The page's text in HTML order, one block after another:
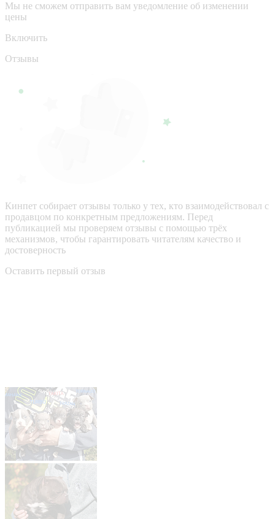
Мы не сможем отправить вам уведомление об изменении
цены
Включить
Отзывы
Кинпет собирает отзывы только у тех, кто взаимодействовал с
продавцом по конкретным предложениям. Перед
публикацией мы проверяем отзывы с помощью трёх
механизмов, чтобы гарантировать читателям качество и
достоверность
Оставить первый отзыв